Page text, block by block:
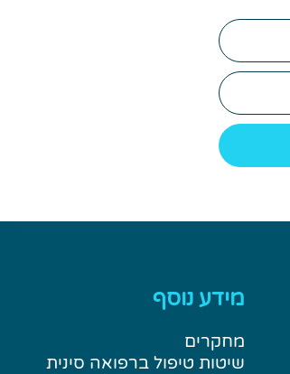
מידע נוסף
מחקרים
שיטות טיפול ברפואה סינית